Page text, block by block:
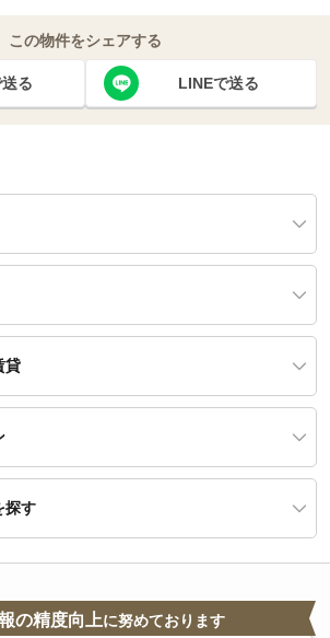
この物件をシェアする
る LINEで送る
貸
探す
の精度向上に努めております